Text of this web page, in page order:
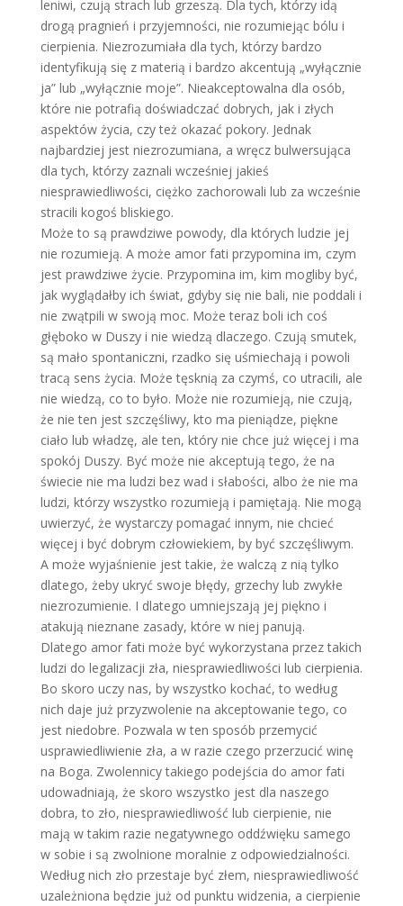
leniwi, czują strach lub grzeszą. Dla tych, którzy idą
drogą pragnień i przyjemności, nie rozumiejąc bólu i
cierpienia. Niezrozumiała dla tych, którzy bardzo
identyfikują się z materią i bardzo akcentują „wyłącznie
ja” lub „wyłącznie moje”. Nieakceptowalna dla osób,
które nie potrafią doświadczać dobrych, jak i złych
aspektów życia, czy też okazać pokory. Jednak
najbardziej jest niezrozumiana, a wręcz bulwersująca
dla tych, którzy zaznali wcześniej jakieś
niesprawiedliwości, ciężko zachorowali lub za wcześnie
stracili kogoś bliskiego.
Może to są prawdziwe powody, dla których ludzie jej
nie rozumieją. A może amor fati przypomina im, czym
jest prawdziwe życie. Przypomina im, kim mogliby być,
jak wyglądałby ich świat, gdyby się nie bali, nie poddali i
nie zwątpili w swoją moc. Może teraz boli ich coś
głęboko w Duszy i nie wiedzą dlaczego. Czują smutek,
są mało spontaniczni, rzadko się uśmiechają i powoli
tracą sens życia. Może tęsknią za czymś, co utracili, ale
nie wiedzą, co to było. Może nie rozumieją, nie czują,
że nie ten jest szczęśliwy, kto ma pieniądze, piękne
ciało lub władzę, ale ten, który nie chce już więcej i ma
spokój Duszy. Być może nie akceptują tego, że na
świecie nie ma ludzi bez wad i słabości, albo że nie ma
ludzi, którzy wszystko rozumieją i pamiętają. Nie mogą
uwierzyć, że wystarczy pomagać innym, nie chcieć
więcej i być dobrym człowiekiem, by być szczęśliwym.
A może wyjaśnienie jest takie, że walczą z nią tylko
dlatego, żeby ukryć swoje błędy, grzechy lub zwykłe
niezrozumienie. I dlatego umniejszają jej piękno i
atakują nieznane zasady, które w niej panują.
Dlatego amor fati może być wykorzystana przez takich
ludzi do legalizacji zła, niesprawiedliwości lub cierpienia.
Bo skoro uczy nas, by wszystko kochać, to według
nich daje już przyzwolenie na akceptowanie tego, co
jest niedobre. Pozwala w ten sposób przemycić
usprawiedliwienie zła, a w razie czego przerzucić winę
na Boga. Zwolennicy takiego podejścia do amor fati
udowadniają, że skoro wszystko jest dla naszego
dobra, to zło, niesprawiedliwość lub cierpienie, nie
mają w takim razie negatywnego oddźwięku samego
w sobie i są zwolnione moralnie z odpowiedzialności.
Według nich zło przestaje być złem, niesprawiedliwość
uzależniona będzie już od punktu widzenia, a cierpienie